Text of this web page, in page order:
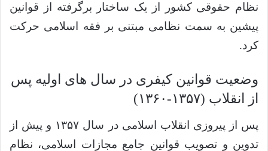
نظام حقوقی کشور از یک ساختار برگرفته از قوانین
پیشین به سمت نظامی مبتنی بر فقه اسلامی حرکت
کرد.
وضعیت قوانین کیفری در سال های اولیه پس
از انقلاب (۱۳۵۷-۱۳۶۰)
پس از پیروزی انقلاب اسلامی در سال ۱۳۵۷ و پیش از
تدوین و تصویب قوانین جامع مجازات اسلامی، نظام